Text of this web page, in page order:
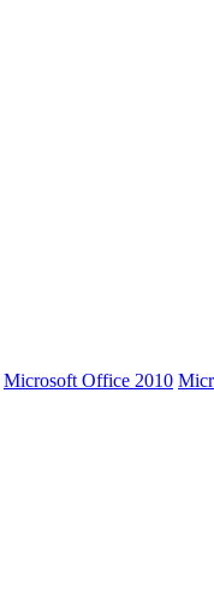
Microsoft Office 2010